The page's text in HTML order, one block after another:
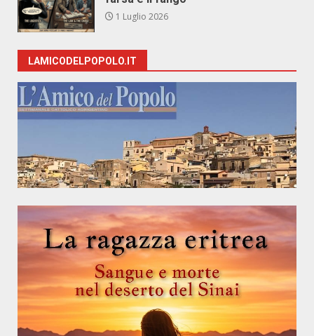
1 Luglio 2026
LAMICODELPOPOLO.IT